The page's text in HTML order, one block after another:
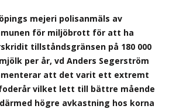
mejeri polisanmäls av
för miljöbrott för att ha
tillståndsgränsen på 180 000
per år, vd Anders Segerström
att det varit ett extremt
vilket lett till bättre mående
högre avkastning hos korna